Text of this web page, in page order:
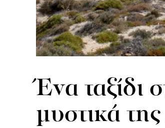
Ένα ταξίδι
μυστικά